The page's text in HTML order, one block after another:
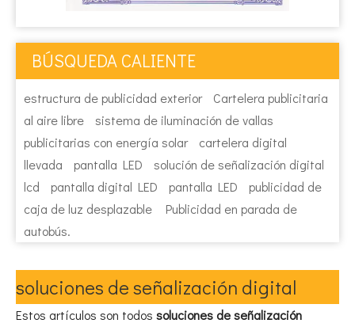
BÚSQUEDA CALIENTE
estructura de publicidad exterior
Cartelera publicitaria
al aire libre
sistema de iluminación de vallas
publicitarias con energía solar
cartelera digital
llevada
pantalla LED
solución de señalización digital
lcd
pantalla digital LED pantalla LED
publicidad de
caja de luz desplazable
Publicidad en parada de
autobús.
soluciones de señalización digital
Estos artículos son todos soluciones de señalización